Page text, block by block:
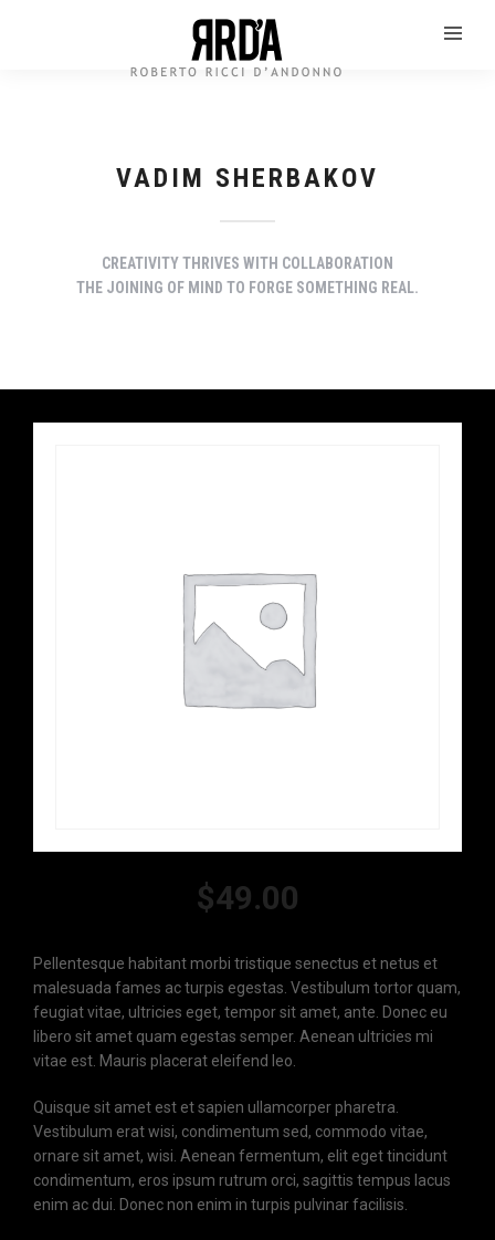
VADIM SHERBAKOV
CREATIVITY THRIVES WITH COLLABORATION
THE JOINING OF MIND TO FORGE SOMETHING REAL.
$49.00
Pellentesque habitant morbi tristique senectus et netus et
malesuada fames ac turpis egestas. Vestibulum tortor quam,
feugiat vitae, ultricies eget, tempor sit amet, ante. Donec eu
libero sit amet quam egestas semper. Aenean ultricies mi
vitae est. Mauris placerat eleifend leo.
Quisque sit amet est et sapien ullamcorper pharetra.
Vestibulum erat wisi, condimentum sed, commodo vitae,
ornare sit amet, wisi. Aenean fermentum, elit eget tincidunt
condimentum, eros ipsum rutrum orci, sagittis tempus lacus
enim ac dui. Donec non enim in turpis pulvinar facilisis.